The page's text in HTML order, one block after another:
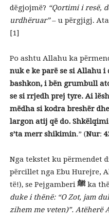
dëgjojmë? “Qortimi i resë,
urdhëruar”– u përgjigj.
[1]
Po ashtu Allahu ka
nuk e ke parë se si Allahu
bashkon, i bën grumbull
se si rrjedh prej tyre. Ai
mëdha si kodra breshër
largon atij që do.
s’ta merr shikimin.” (Nur:
Nga tekstet ku përmendet
përcillet nga Ebu Hurejre,
të!), se Pejgamberi ﷺ ka
duke i thënë: “O Zot, jam
zihem me veten)”. Atëherë